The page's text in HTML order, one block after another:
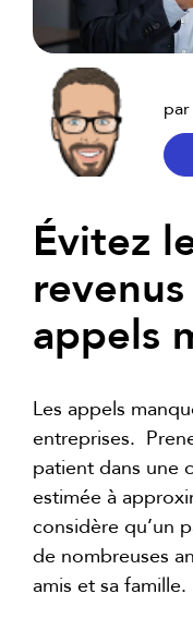
Évitez
appels
Les appels
entreprises.
patient dans une
estimée à
considère qu’un
de nombreuses
amis et sa famille.